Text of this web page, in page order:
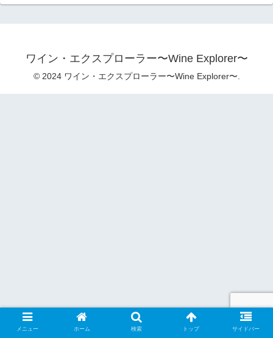
ワイン・エクスプローラー〜Wine Explorer〜
© 2024 ワイン・エクスプローラー〜Wine Explorer〜.
メニュー ホーム 検索 トップ サイドバー